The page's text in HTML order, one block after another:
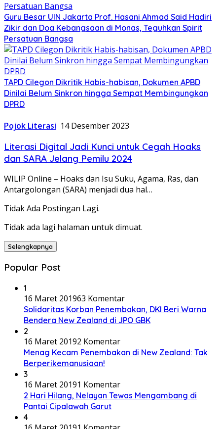
Guru Besar UIN Jakarta Prof. Hasani Ahmad Said Hadiri
Zikir dan Doa Kebangsaan di Monas, Teguhkan Spirit
Persatuan Bangsa
TAPD Cilegon Dikritik Habis-habisan, Dokumen APBD
Dinilai Belum Sinkron hingga Sempat Membingungkan
DPRD
Pojok Literasi 14 Desember 2023
Literasi Digital Jadi Kunci untuk Cegah Hoaks
dan SARA Jelang Pemilu 2024
WILIP Online – Hoaks dan Isu Suku, Agama, Ras, dan
Antargolongan (SARA) menjadi dua hal…
Tidak Ada Postingan Lagi.
Tidak ada lagi halaman untuk dimuat.
Selengkapnya
Popular Post
1
16 Maret 201963 Komentar
Solidaritas Korban Penembakan, DKI Beri Warna
Bendera New Zealand di JPO GBK
2
16 Maret 20192 Komentar
Menag Kecam Penembakan di New Zealand: Tak
Berperikemanusiaan!
3
16 Maret 20191 Komentar
2 Hari Hilang, Nelayan Tewas Mengambang di
Pantai Cipalawah Garut
4